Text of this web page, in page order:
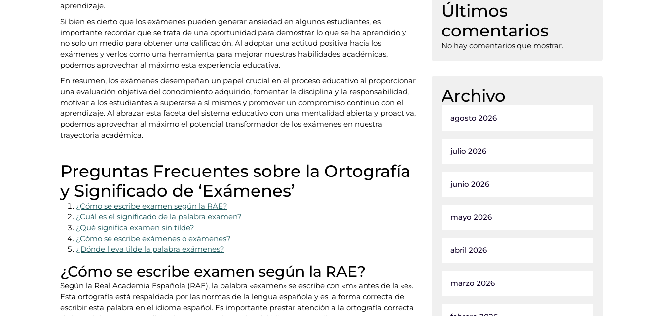
aprendizaje.
Si bien es cierto que los exámenes pueden generar ansiedad en algunos estudiantes, es
importante recordar que se trata de una oportunidad para demostrar lo que se ha aprendido y
no solo un medio para obtener una calificación. Al adoptar una actitud positiva hacia los
exámenes y verlos como una herramienta para mejorar nuestras habilidades académicas,
podemos aprovechar al máximo esta experiencia educativa.
En resumen, los exámenes desempeñan un papel crucial en el proceso educativo al proporcionar
una evaluación objetiva del conocimiento adquirido, fomentar la disciplina y la responsabilidad,
motivar a los estudiantes a superarse a sí mismos y promover un compromiso continuo con el
aprendizaje. Al abrazar esta faceta del sistema educativo con una mentalidad abierta y proactiva,
podemos aprovechar al máximo el potencial transformador de los exámenes en nuestra
trayectoria académica.
Preguntas Frecuentes sobre la Ortografía
y Significado de ‘Exámenes’
¿Cómo se escribe examen según la RAE?
¿Cuál es el significado de la palabra examen?
¿Qué significa examen sin tilde?
¿Cómo se escribe exámenes o exámenes?
¿Dónde lleva tilde la palabra exámenes?
¿Cómo se escribe examen según la RAE?
Según la Real Academia Española (RAE), la palabra «examen» se escribe con «m» antes de la «e».
Esta ortografía está respaldada por las normas de la lengua española y es la forma correcta de
escribir esta palabra en el idioma español. Es importante prestar atención a la ortografía correcta
Últimos
comentarios
No hay comentarios que mostrar.
Archivo
agosto 2026
julio 2026
junio 2026
mayo 2026
abril 2026
marzo 2026